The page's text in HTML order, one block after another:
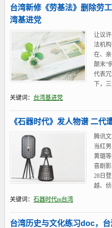
台湾新修《劳基法》删除劳
湾基进党
让议
法机
在、
颠末“
代表
下，
关键词： 台湾基进党
《石器时代》发人物谱 二代
腾讯
当红
黄璐
喜剧
28日
越、
关键词： 石器时代m台湾
台湾历史与文化练习doc，